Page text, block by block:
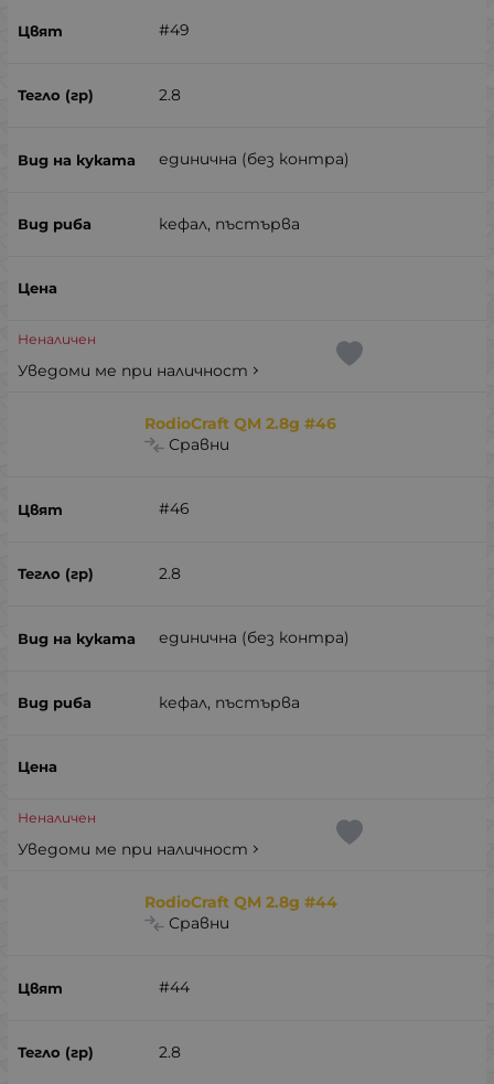
#49
2.8
единична (без контра)
кефал, пъстърва
Неналичен
Уведоми ме при наличност
RodioCraft QM 2.8g #46
Сравни
#46
2.8
единична (без контра)
кефал, пъстърва
Неналичен
Уведоми ме при наличност
RodioCraft QM 2.8g #44
Сравни
#44
2.8